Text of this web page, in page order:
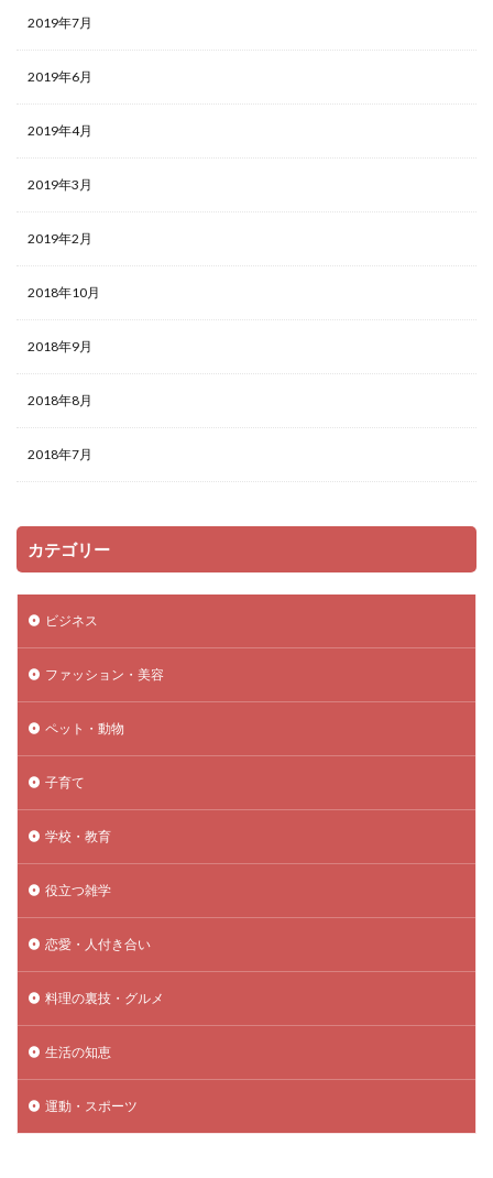
2019年7月
2019年6月
2019年4月
2019年3月
2019年2月
2018年10月
2018年9月
2018年8月
2018年7月
カテゴリー
ビジネス
ファッション・美容
ペット・動物
子育て
学校・教育
役立つ雑学
恋愛・人付き合い
料理の裏技・グルメ
生活の知恵
運動・スポーツ